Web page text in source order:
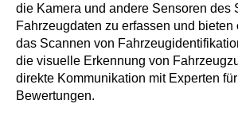
die Kamera und andere Sensoren des
Fahrzeugdaten zu erfassen und
das Scannen von
die visuelle Erkennung von
direkte Kommunikation mit Experten
Bewertungen.